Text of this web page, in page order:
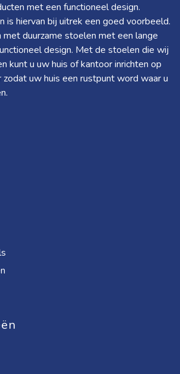
met een functioneel design.
is hiervan bij uitrek een goed voorbeeld.
duurzame stoelen met een lange
design. Met de stoelen die wij
kunt u uw huis of kantoor inrichten op
uw huis een rustpunt word waar u